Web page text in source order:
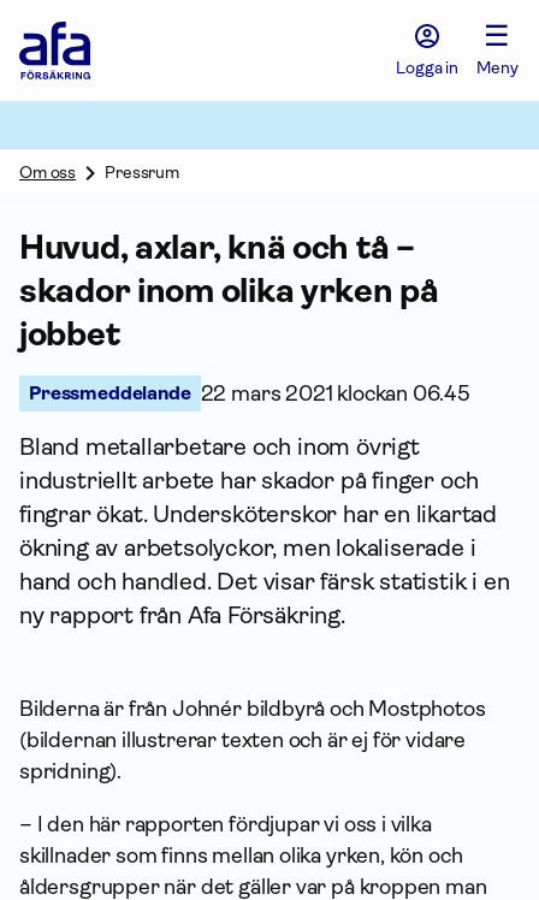
Försäkring
Logga in
☰
Meny
Om oss Pressrum
Huvud, axlar, knä och tå –
skador inom olika yrken på
jobbet
Pressmeddelande 22 mars 2021 klockan 06.45
Bland metallarbetare och inom övrigt
industriellt arbete har skador på finger och
fingrar ökat. Undersköterskor har en likartad
ökning av arbetsolyckor, men lokaliserade i
hand och handled. Det visar färsk statistik i en
ny rapport från Afa För­säkring.
Bilderna är från Johnér bildbyrå och Mostphotos
(bildernan illustrerar texten och är ej för vidare
spridning).
– I den här rapporten fördjupar vi oss i vilka
skillnader som finns mellan olika yrken, kön och
åldersgrupper när det gäller var på kroppen man